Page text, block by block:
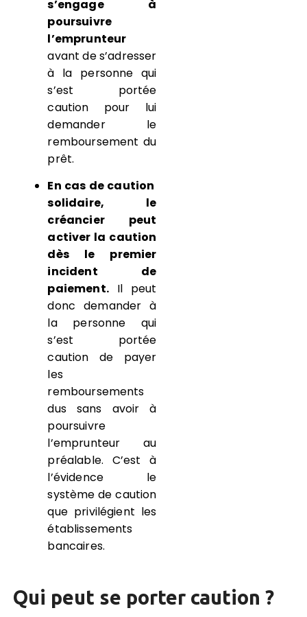
s’engage à
poursuivre
l’emprunteur
avant de s’adresser
à la personne qui
s’est portée
caution pour lui
demander le
remboursement du
prêt.
En cas de caution
solidaire, le
créancier peut
activer la caution
dès le premier
incident de
paiement.Il peut
donc demander à
la personne qui
s’est portée
caution de payer
les
remboursements
dus sans avoir à
poursuivre
l’emprunteur au
préalable. C’est à
l’évidence le
système de caution
que privilégient les
établissements
bancaires.
Qui peut se porter caution ?